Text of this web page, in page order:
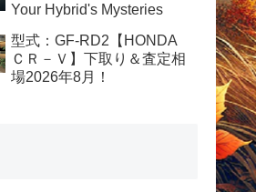
Your Hybrid's Mysteries
型式：GF-RD2【HONDA
ＣＲ－Ｖ】下取り＆査定相
場2026年8月！